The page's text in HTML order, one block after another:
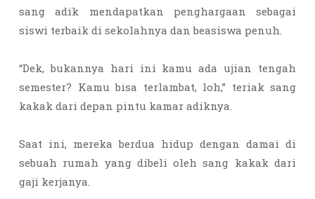
sang adik mendapatkan penghargaan sebagai
siswi terbaik di sekolahnya dan beasiswa penuh.
“Dek, bukannya hari ini kamu ada ujian tengah
semester? Kamu bisa terlambat, loh,” teriak sang
kakak dari depan pintu kamar adiknya.
Saat ini, mereka berdua hidup dengan damai di
sebuah rumah yang dibeli oleh sang kakak dari
gaji kerjanya.